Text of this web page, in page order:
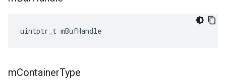
uintptr_t mBufHandle
mContainerType